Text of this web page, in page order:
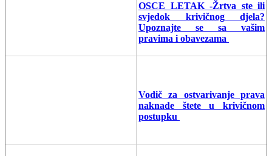
OSCE LETAK -Žrtva ste ili
svjedok krivičnog djela?
Upoznajte se sa vašim
pravima i obavezama
Vodič za ostvarivanje prava
naknade štete u krivičnom
postupku